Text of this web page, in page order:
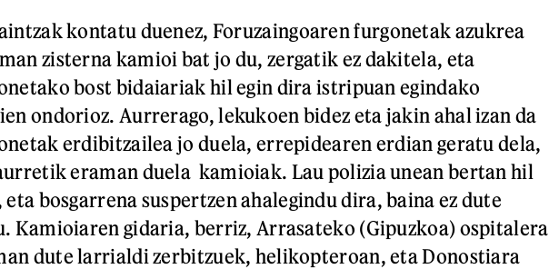
kontatu duenez, Foruzaingoaren furgonetak azukrea
zisterna kamioi bat jo du, zergatik ez dakitela, eta
bost bidaiariak hil egin dira istripuan egindako
ondorioz. Aurrerago, lekukoen bidez eta jakin ahal izan da
erdibitzailea jo duela, errepidearen erdian geratu dela,
eraman duela kamioiak. Lau polizia unean bertan hil
eta bosgarrena suspertzen ahalegindu dira, baina ez dute
Kamioiaren gidaria, berriz, Arrasateko (Gipuzkoa) ospitalera
dute larrialdi zerbitzuek, helikopteroan, eta Donostiara